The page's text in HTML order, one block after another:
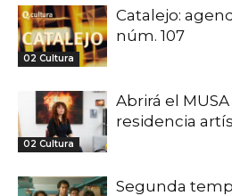
02 Cultura
Catalejo:
núm. 107
02 Cultura
Abrirá el
residencia
Segunda